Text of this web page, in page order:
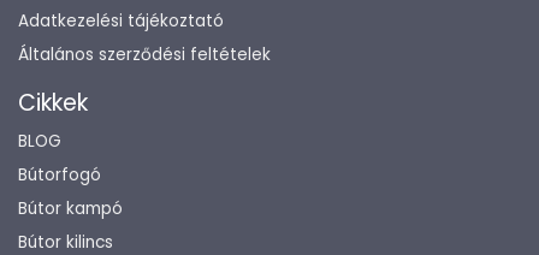
Adatkezelési tájékoztató
Általános szerződési feltételek
Cikkek
BLOG
Bútorfogó
Bútor kampó
Bútor kilincs